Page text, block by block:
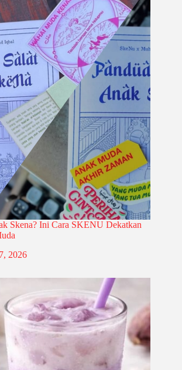
Skena? Ini Cara SKENU Dekatkan
2026